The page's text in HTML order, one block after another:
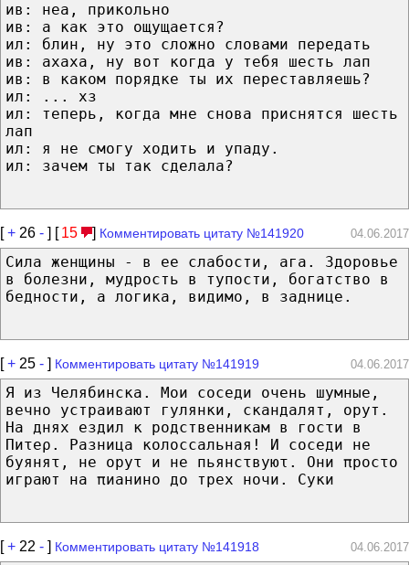
ив: неа, прикольно
ив: а как это ощущается?
ил: блин, ну это сложно словами передать
ив: ахаха, ну вот когда у тебя шесть лап
ив: в каком порядке ты их переставляешь?
ил: ... хз
ил: теперь, когда мне снова приснятся шесть
лап
ил: я не смогу ходить и упаду.
ил: зачем ты так сделала?
[+ 26 - ] [ 15 ] Комментировать цитату №141920 04.06.2017
Сила женщины - в ее слабости, ага. Здоровье
в болезни, мудрость в тупости, богатство в
бедности, а логика, видимо, в заднице.
[+ 25 - ] Комментировать цитату №141919 04.06.2017
Я из Челябинска. Μοи coceди очень шумные,
вечно устраивают гулянки, скандалят, орут.
Ha днях ездил κ родственникам в гοcτи в
Πиτeρ. Ρaзница κoлoccaльнaя! И coceди не
бyяняτ, не opyτ и не пьянcτвyюτ. Они πрocτo
играют на πианино до трех ночи. Суки
[+ 22 - ] Комментировать цитату №141918 04.06.2017